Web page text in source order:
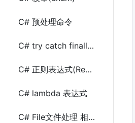
C# 预处理命令
C# try catch finally异常处理(Exception)
C# 正则表达式(Regex)
C# lambda 表达式
C# File文件处理 相关方法